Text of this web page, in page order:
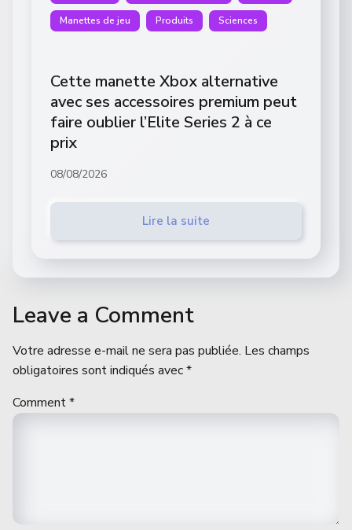
Manettes de jeu Produits Sciences
Cette manette Xbox alternative
avec ses accessoires premium peut
faire oublier l’Elite Series 2 à ce
prix
08/08/2026
Lire la suite
Leave a Comment
Votre adresse e-mail ne sera pas publiée. Les champs
obligatoires sont indiqués avec*
Comment*